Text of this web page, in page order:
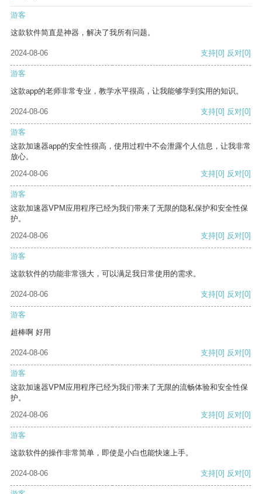
游客
这款软件简直是神器，解决了我所有问题。
2024-08-06 支持[0] 反对[0]
游客
这款app的老师非常专业，教学水平很高，让我能够学到实用的知识。
2024-08-06 支持[0] 反对[0]
游客
这款加速器app的安全性很高，使用过程中不会泄露个人信息，让我非常
放心。
2024-08-06
支持[0] 反对[0]
游客
这款加速器VPM应用程序已经为我们带来了无限的隐私保护和安全性保
护。
2024-08-06
支持[0] 反对[0]
游客
这款软件的功能非常强大，可以满足我日常使用的需求。
2024-08-06 支持[0] 反对[0]
游客
超棒啊 好用
2024-08-06 支持[0] 反对[0]
游客
这款加速器VPM应用程序已经为我们带来了无限的流畅体验和安全性保
护。
2024-08-06
支持[0] 反对[0]
游客
这款软件的操作非常简单，即使是小白也能快速上手。
2024-08-06 支持[0] 反对[0]